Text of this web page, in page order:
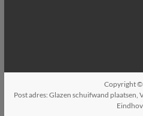
Copyright
Post adres: Glazen schuifwand plaatsen,